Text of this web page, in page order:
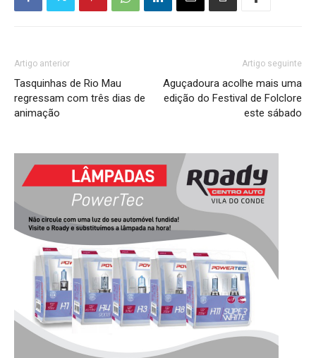
Artigo anterior
Tasquinhas de Rio Mau
regressam com três dias de
animação
Artigo seguinte
Aguçadoura acolhe mais uma
edição do Festival de Folclore
este sábado